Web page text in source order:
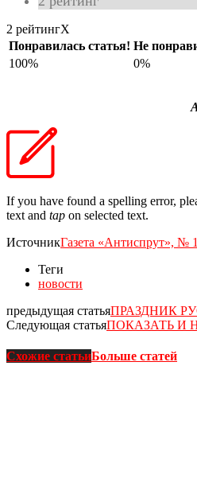
2 рейтингX
Понравилась статья! Не
100%
0%
If you have found a spelling error,
text and tap on selected text.
ИсточникГазета «Антиспрут», №
Теги
новости
предыдущая статьяПРАЗДНИК
Следующая статьяПОКАЗАТЬ И
Схожие статьиБольше статей